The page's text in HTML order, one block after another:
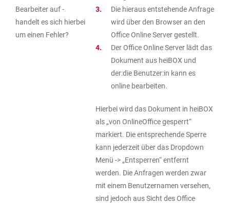
Bearbeiter auf -
handelt es sich hierbei
um einen Fehler?
Die hieraus entstehende Anfrage
wird über den Browser an den
Office Online Server gestellt.
Der Office Online Server lädt das
Dokument aus heiBOX und
der:die Benutzer:in kann es
online bearbeiten.
Hierbei wird das Dokument in heiBOX
als „von OnlineOffice gesperrt“
markiert. Die entsprechende Sperre
kann jederzeit über das Dropdown
Menü -> „Entsperren“ entfernt
werden. Die Anfragen werden zwar
mit einem Benutzernamen versehen,
sind jedoch aus Sicht des Office